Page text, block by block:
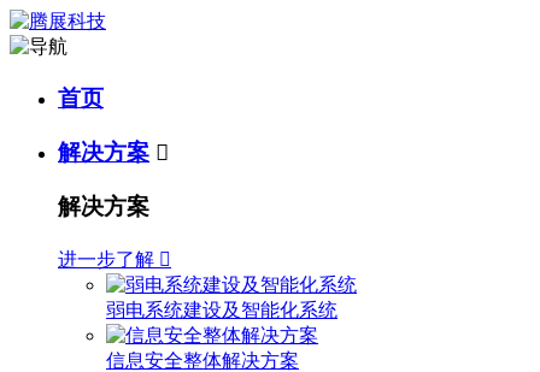
首页
解决方案 
解决方案
进一步了解 
弱电系统建设及智能化系统
信息安全整体解决方案